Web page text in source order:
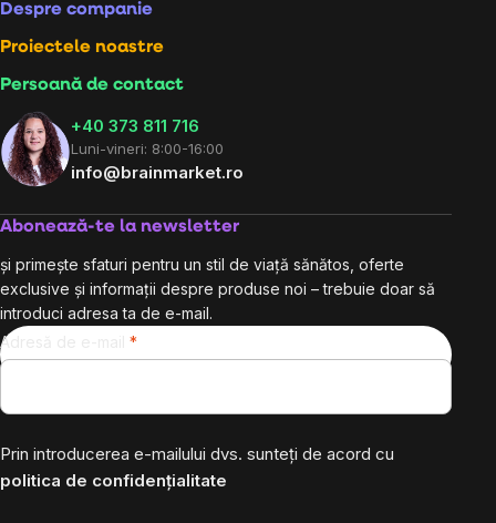
Despre companie
Proiectele noastre
Persoană de contact
+40 373 811 716
Luni-vineri: 8:00-16:00
info@brainmarket.ro
Abonează-te la newsletter
și primește sfaturi pentru un stil de viață sănătos, oferte
exclusive și informații despre produse noi – trebuie doar să
introduci adresa ta de e-mail.
Adresă de e-mail
Prin introducerea e-mailului dvs. sunteți de acord cu
politica de confidențialitate